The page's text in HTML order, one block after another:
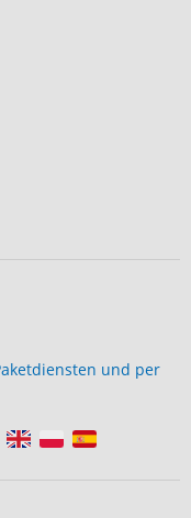
und per